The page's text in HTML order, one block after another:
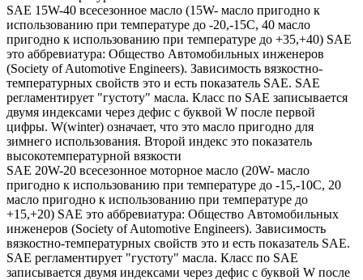
SAE 15W-40 всесезонное масло (15W- масло пригодно к
использованию при температуре до -20,-15С, 40 масло
пригодно к использованию при температуре до +35,+40) SAE
это аббревиатура: Общество Автомобильных инженеров
(Society of Automotive Engineers). Зависимость вязкостно-
температурных свойств это и есть показатель SAE. SAE
регламентирует "густоту" масла. Класс по SAE записывается
двумя индексами через дефис с буквой W после первой
цифры. W(winter) означает, что это масло пригодно для
зимнего использования. Второй индекс это показатель
высокотемпературной вязкости
SAE 20W-20 всесезонное моторное масло (20W- масло
пригодно к использованию при температуре до -15,-10С, 20
масло пригодно к использованию при температуре до
+15,+20) SAE это аббревиатура: Общество Автомобильных
инженеров (Society of Automotive Engineers). Зависимость
вязкостно-температурных свойств это и есть показатель SAE.
SAE регламентирует "густоту" масла. Класс по SAE
записывается двумя индексами через дефис с буквой W после